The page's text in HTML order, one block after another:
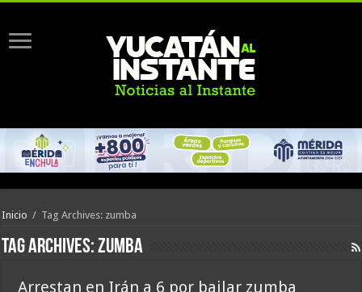
Inicio / Tag Archives: zumba
Tag Archives:zumba
Arrestan en Irán a 6 por bailar zumba